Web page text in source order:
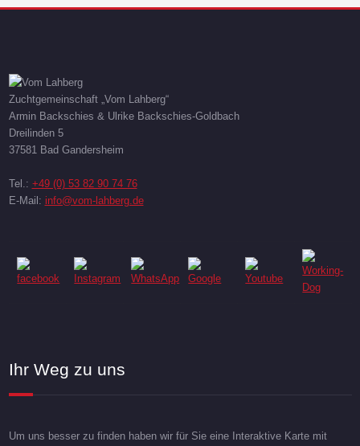
Zuchtgemeinschaft „Vom Lahberg“
Armin Backschies & Ulrike Backschies-Goldbach
Dreilinden 5
37581 Bad Gandersheim
Tel.: +49 (0) 53 82 90 74 76
E-Mail: info@vom-lahberg.de
Ihr Weg zu uns
Um uns besser zu finden haben wir für Sie eine Interaktive Karte mit